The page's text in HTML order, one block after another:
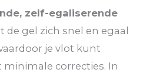
zelf-egaliserende
de gel zich snel en egaal
je vlot kunt
correcties. In